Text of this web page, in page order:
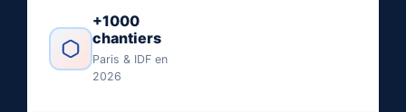
+1000
chantiers
Paris & IDF en
2026